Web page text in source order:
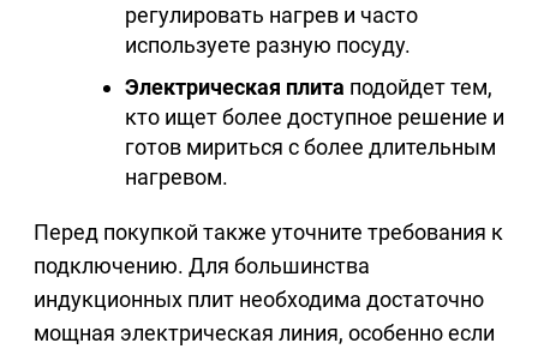
регулировать нагрев и часто
используете разную посуду.
Электрическая плита подойдет тем,
кто ищет более доступное решение и
готов мириться с более длительным
нагревом.
Перед покупкой также уточните требования к
подключению. Для большинства
индукционных плит необходима достаточно
мощная электрическая линия, особенно если